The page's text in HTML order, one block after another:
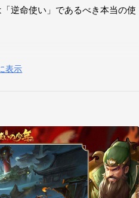
逆命使い」であるべき本当の使
！各時代の英霊達を集め、逆
ドでステージクリア！
利を勝ち取る！
醒せよ
キル。覚醒突破で名将達の能力
表示